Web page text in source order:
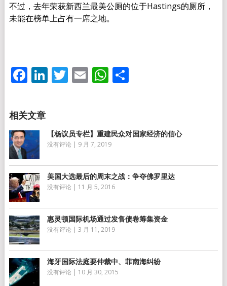
不过，去年荣获新西兰最美公厕的位于Hastings的厕所，
未能在榜单上占有一席之地。
Facebook
LinkedIn
Twitter
EmailWhatsApp
分
【杨议员专栏】重建民众对国家经济的信心
没有评论 | 9 月 7, 2019
美国大选最后的周末之战：争夺佛罗里达
没有评论 | 11 月 5, 2016
惠灵顿国际机场通过发售债卷筹集资金
没有评论 | 3 月 11, 2019
海牙国际法庭要仲裁中、菲南海纠纷
没有评论 | 10 月 30, 2015